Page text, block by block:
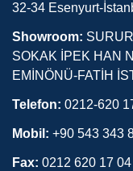
32-34 Esenyurt-
Showroom:
SOKAK İPEK HAN
EMİNÖNÜ-FATİH
Telefon: 0212-620
Mobil: +90 543 343
Fax: 0212 620 17 04